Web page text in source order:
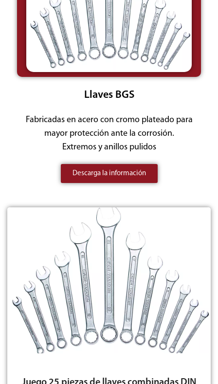
Llaves BGS
Fabricadas en acero con cromo plateado para
mayor protección ante la corrosión.
Extremos y anillos pulidos
Descarga la información